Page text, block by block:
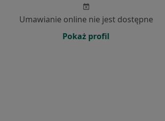
Umawianie online nie jest dostępne
Pokaż profil